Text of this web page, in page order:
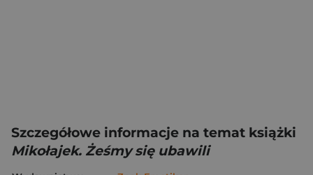
Szczegółowe informacje na temat książki
Mikołajek. Żeśmy się ubawili